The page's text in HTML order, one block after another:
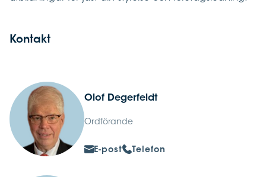
Kontakt
Olof Degerfeldt
Ordförande
E-post Telefon